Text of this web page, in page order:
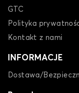
GTC
Polityka
Kontakt z nami
INFORMACJE
Dostawa/